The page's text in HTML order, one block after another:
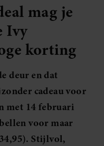
mag je
Ivy
korting
deur en dat
cadeau voor
met 14 februari
voor maar
Stijlvol,